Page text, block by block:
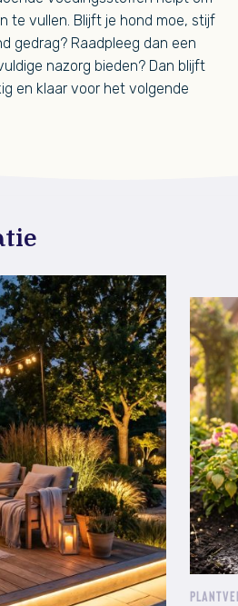
te vullen. Blijft je hond moe, stijf
gedrag? Raadpleeg dan een
nazorg bieden? Dan blijft
en klaar voor het volgende